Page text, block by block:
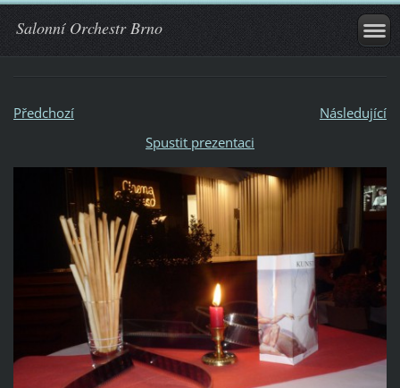
Salonní Orchestr Brno
Předchozí
Následující
Spustit prezentaci